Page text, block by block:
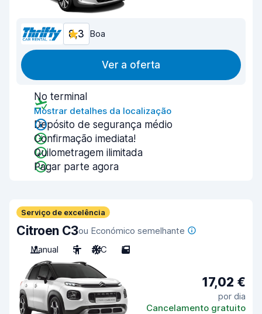
8,3 Boa
Ver a oferta
No terminal
Mostrar detalhes da localização
Depósito de segurança médio
Confirmação imediata!
Quilometragem ilimitada
Pagar parte agora
Serviço de excelência
Citroen C3ou Económico semelhante
Manual
5 A/C 5
17,02 €
por dia
Cancelamento gratuito